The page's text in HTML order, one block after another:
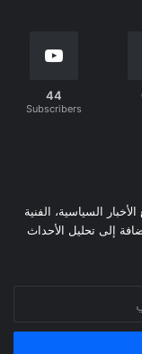
44
Subscribers
السياسية، الفنية
إلى تحليل الأحداث